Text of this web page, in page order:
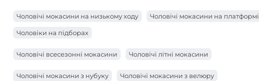
Чоловічі мокасини на низькому ходу Чоловічі мокасини на платформі
Чоловіки на підборах
Чоловічі всесезонні мокасини Чоловічі літні мокасини
Чоловічі мокасини з нубуку Чоловічі мокасини з велюру